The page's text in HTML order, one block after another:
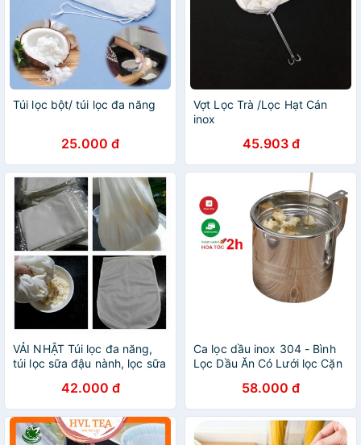
Túi lọc bột/ túi lọc đa năng
25.000 đ
Vợt Lọc Trà /Lọc Hạt Cán
inox
45.903 đ
VẢI NHẬT Túi lọc đa năng,
túi lọc sữa đậu nành, lọc sữa
42.000 đ
Ca lọc dầu inox 304 - Bình
Lọc Dầu Ăn Có Lưới lọc Cặn
58.000 đ